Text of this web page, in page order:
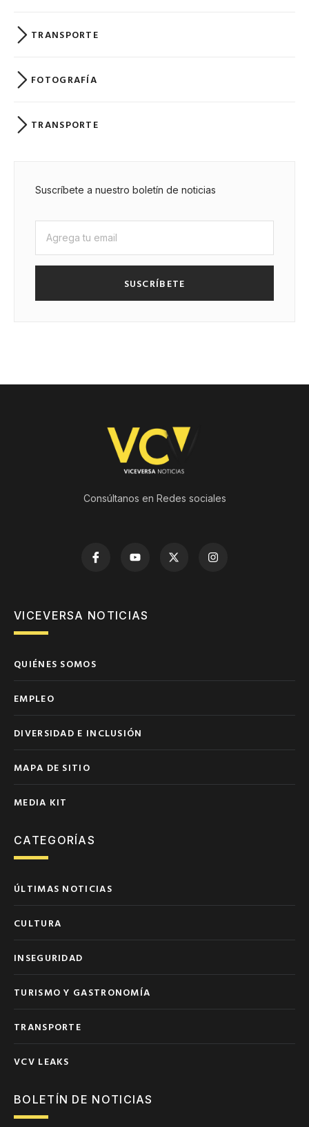
TRANSPORTE
FOTOGRAFÍA
TRANSPORTE
Suscríbete a nuestro boletín de noticias
SUSCRÍBETE
Consúltanos en Redes sociales
VICEVERSA NOTICIAS
QUIÉNES SOMOS
EMPLEO
DIVERSIDAD E INCLUSIÓN
MAPA DE SITIO
MEDIA KIT
CATEGORÍAS
ÚLTIMAS NOTICIAS
CULTURA
INSEGURIDAD
TURISMO Y GASTRONOMÍA
TRANSPORTE
VCV LEAKS
BOLETÍN DE NOTICIAS